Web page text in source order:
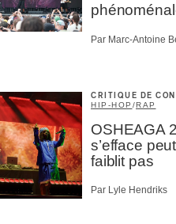
Par Marc-Antoine
CRITIQUE DE
HIP-HOP /RAP
OSHEAGA
s’efface
faiblit pas
Par Lyle Hendriks